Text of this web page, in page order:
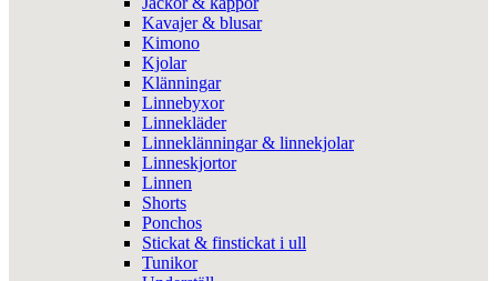
Kavajer & blusar
Kimono
Kjolar
Klänningar
Linnebyxor
Linnekläder
Linneklänningar & linnekjolar
Linneskjortor
Linnen
Shorts
Ponchos
Stickat & finstickat i ull
Tunikor